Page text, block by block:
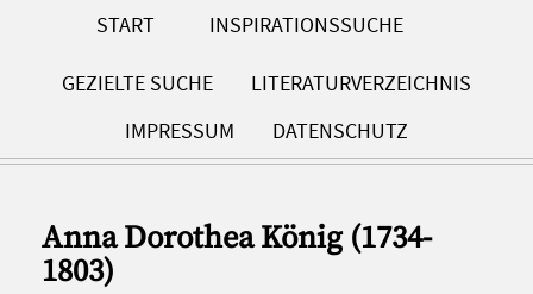
START INSPIRATIONSSUCHE
GEZIELTE SUCHE
LITERATURVERZEICHNIS
IMPRESSUM
DATENSCHUTZ
Anna Dorothea König (1734-
1803)